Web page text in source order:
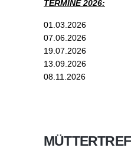
TERMINE 2026:
01.03.2026
07.06.2026
19.07.2026
13.09.2026
08.11.2026